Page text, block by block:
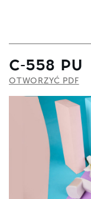
C-558 PU
OTWORZYĆ PDF